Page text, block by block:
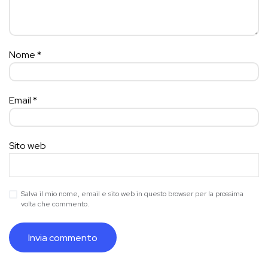
Nome*
Email*
Sito web
Salva il mio nome, email e sito web in questo browser per la prossima
volta che commento.